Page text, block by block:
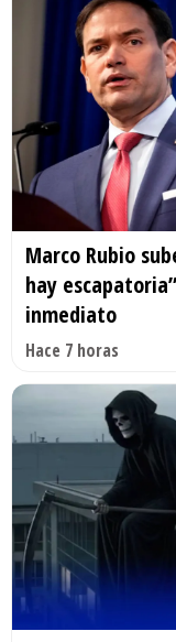
Marco Rubio
hay
inmediato
Hace 7 horas